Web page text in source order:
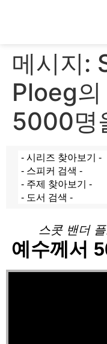
메시지:
Ploeg의
5000명
스콧 밴더
예수께서